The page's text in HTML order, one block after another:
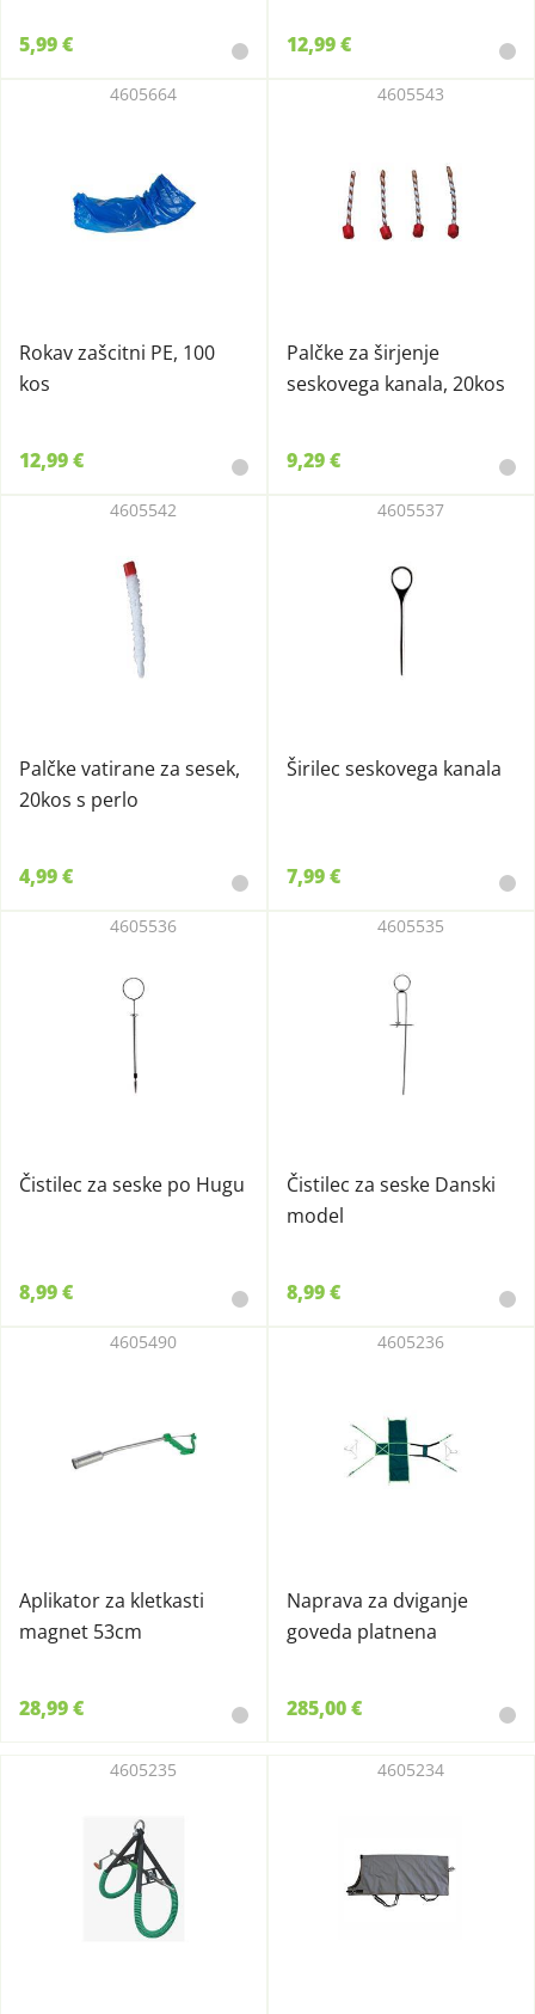
5,99 € 12,99 €
Rokav zašcitni PE, 100
kos
4605664
12,99 €
Palčke za širjenje
seskovega kanala, 20kos
4605543
9,29 €
Palčke vatirane za sesek,
20kos s perlo
4605542
4,99 €
Širilec seskovega kanala
4605537
7,99 €
Čistilec za seske po Hugu
4605536
8,99 €
Čistilec za seske Danski
model
4605535
8,99 €
Aplikator za kletkasti
magnet 53cm
4605490
28,99 €
Naprava za dviganje
goveda platnena
4605236
285,00 €
4605235 4605234